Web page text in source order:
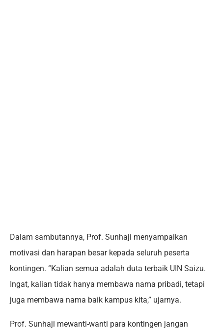
Dalam sambutannya, Prof. Sunhaji menyampaikan
motivasi dan harapan besar kepada seluruh peserta
kontingen. “Kalian semua adalah duta terbaik UIN Saizu.
Ingat, kalian tidak hanya membawa nama pribadi, tetapi
juga membawa nama baik kampus kita,” ujarnya.
Prof. Sunhaji mewanti-wanti para kontingen jangan